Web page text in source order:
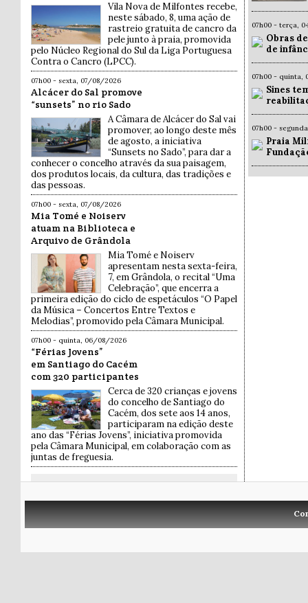
Vila Nova de Milfontes recebe,
neste sábado, 8, uma ação de
rastreio gratuita de cancro da
pele junto à praia, promovida
pelo Núcleo Regional do Sul da Liga Portuguesa
Contra o Cancro (LPCC).
07h00 - sexta, 07/08/2026
Alcácer do Sal promove
“sunsets” no rio Sado
A Câmara de Alcácer do Sal vai
promover, ao longo deste mês
de agosto, a iniciativa
“Sunsets no Sado”, para dar a
conhecer o concelho através da sua paisagem,
dos produtos locais, da cultura, das tradições e
das pessoas.
07h00 - sexta, 07/08/2026
Mia Tomé e Noiserv
atuam na Biblioteca e
Arquivo de Grândola
Mia Tomé e Noiserv
apresentam nesta sexta-feira,
7, em Grândola, o recital “Uma
Celebração”, que encerra a
primeira edição do ciclo de espetáculos “O Papel
da Música – Concertos Entre Textos e
Melodias”, promovido pela Câmara Municipal.
07h00 - quinta, 06/08/2026
“Férias Jovens”
em Santiago do Cacém
com 320 participantes
Cerca de 320 crianças e jovens
do concelho de Santiago do
Cacém, dos sete aos 14 anos,
participaram na edição deste
ano das “Férias Jovens”, iniciativa promovida
pela Câmara Municipal, em colaboração com as
juntas de freguesia.
07h00 - terça,
Obras
de
07h00 - quinta,
Sines
07h00 -
Praia